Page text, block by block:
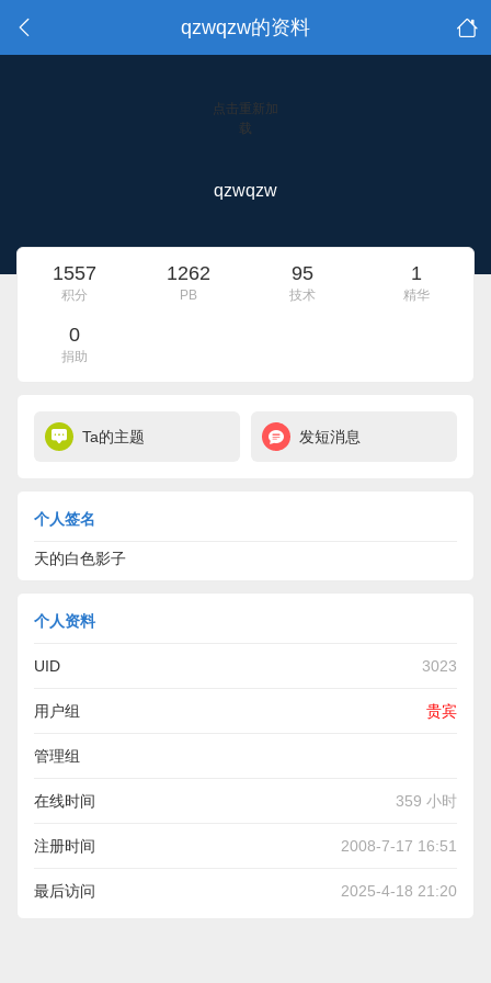
qzwqzw的资料
点击重新加
载
qzwqzw
1557
积分
1262
PB
95
技术
1
精华
0
捐助
Ta的主题 发短消息
个人签名
天的白色影子
个人资料
UID 3023
用户组 贵宾
管理组
在线时间 359 小时
注册时间 2008-7-17 16:51
最后访问 2025-4-18 21:20